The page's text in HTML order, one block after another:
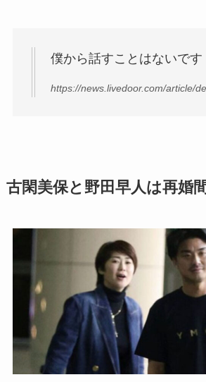
僕から話すことはないです
https://news.livedoor.com/article/
古閑美保と野田早人は再婚